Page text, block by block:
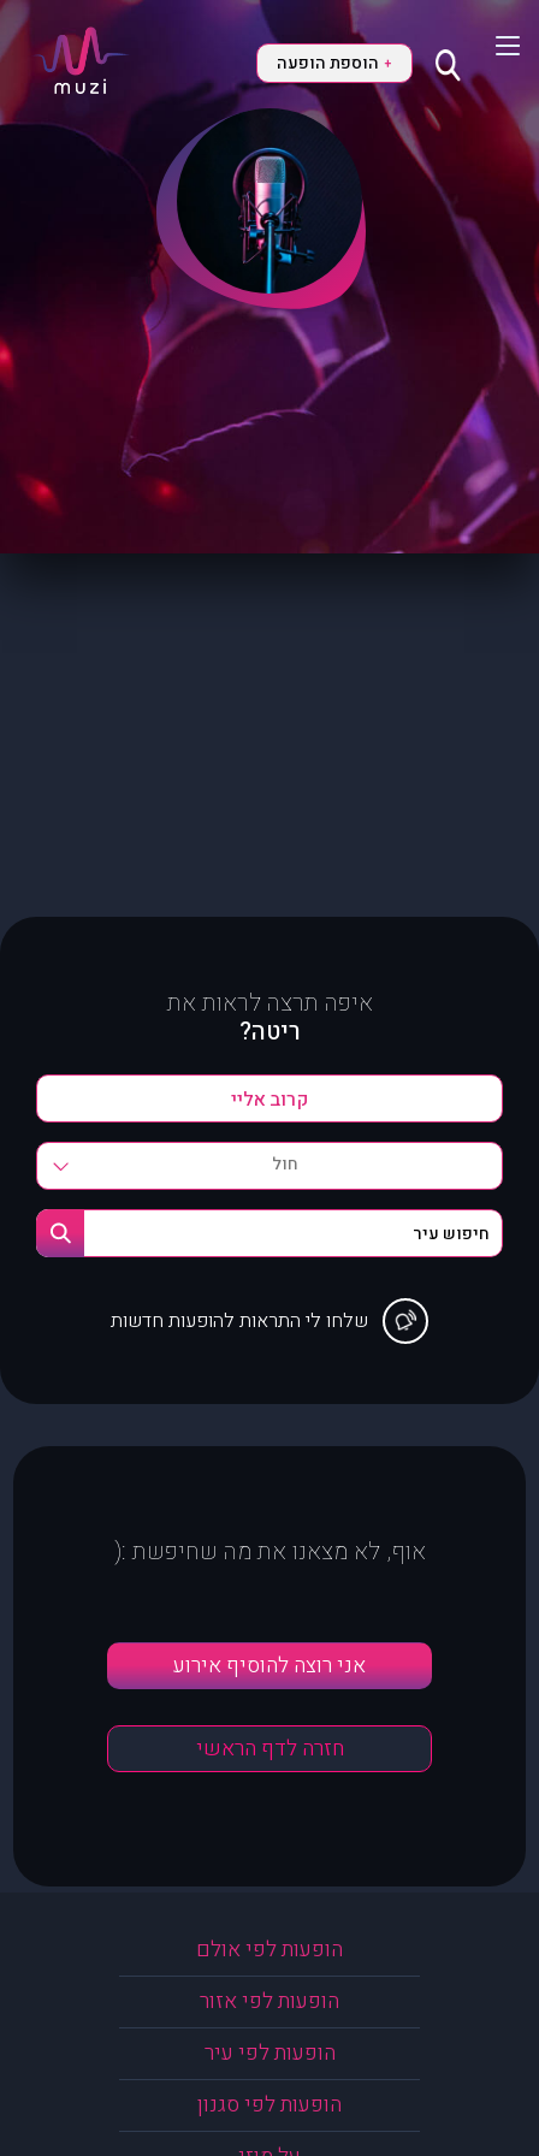
+ הוספת הופעה
איפה תרצה לראות את
ריטה?
חול
שלחו לי התראות להופעות חדשות
אוף, לא מצאנו את מה שחיפשת :(
אני רוצה להוסיף אירוע
חזרה לדף הראשי
הופעות לפי אולם
הופעות לפי אזור
הופעות לפי עיר
הופעות לפי סגנון